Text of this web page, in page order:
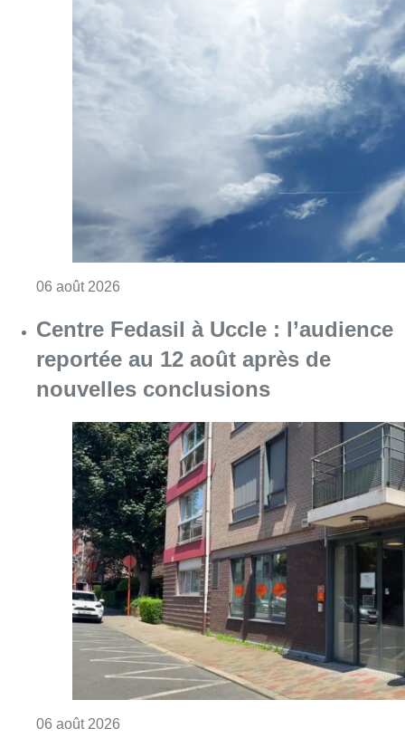
06 août 2026
Centre Fedasil à Uccle : l’audience
reportée au 12 août après de
nouvelles conclusions
06 août 2026